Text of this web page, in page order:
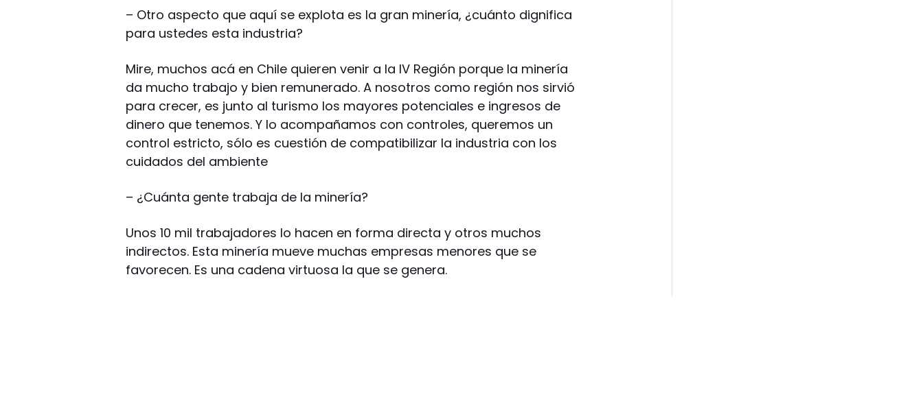
– Otro aspecto que aquí se explota es la gran minería, ¿cuánto dignifica
para ustedes esta industria?
Mire, muchos acá en Chile quieren venir a la IV Región porque la minería
da mucho trabajo y bien remunerado. A nosotros como región nos sirvió
para crecer, es junto al turismo los mayores potenciales e ingresos de
dinero que tenemos. Y lo acompañamos con controles, queremos un
control estricto, sólo es cuestión de compatibilizar la industria con los
cuidados del ambiente
– ¿Cuánta gente trabaja de la minería?
Unos 10 mil trabajadores lo hacen en forma directa y otros muchos
indirectos. Esta minería mueve muchas empresas menores que se
favorecen. Es una cadena virtuosa la que se genera.